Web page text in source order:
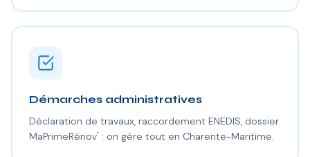
Démarches administratives
Déclaration de travaux, raccordement ENEDIS, dossier
MaPrimeRénov' : on gère tout en Charente-Maritime.